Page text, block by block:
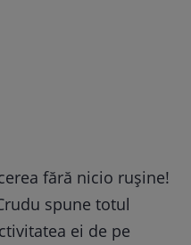
fără nicio rușine!
spune totul
ei de pe